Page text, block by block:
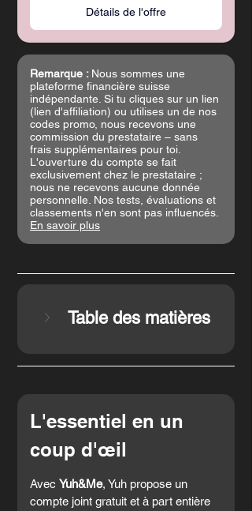
Détails de l'offre
Remarque : Nous sommes une
plateforme financière suisse
indépendante. Si tu cliques sur un lien
(lien d'affiliation) ou utilises un de nos
codes promo, nous recevons une
commission du prestataire – sans
frais supplémentaires pour toi.
L'ouverture du compte se fait
exclusivement chez le prestataire ;
nous ne recevons aucune donnée
personnelle. Nos tests, évaluations et
classements n'en sont pas influencés.
En savoir plus
Table des matières
L'essentiel en un
coup d'œil
Avec Yuh&Me, Yuh propose un
compte joint gratuit et à part entière